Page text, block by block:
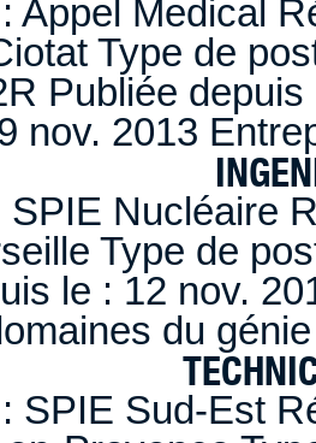
Appel Medical
Type de
Publiée
nov. 2013
Nucléaire
Type de
le : 12 nov.
du
SPIE Sud-Est